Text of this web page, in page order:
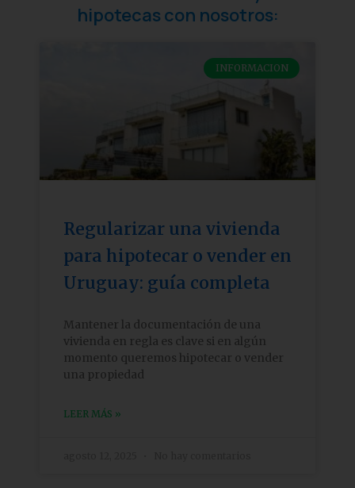
hipotecas con nosotros:
INFORMACION
Regularizar una vivienda
para hipotecar o vender en
Uruguay: guía completa
Mantener la documentación de una
vivienda en regla es clave si en algún
momento queremos hipotecar o vender
una propiedad
LEER MÁS »